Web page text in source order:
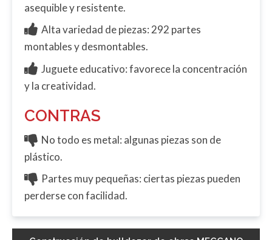
asequible y resistente.
Alta variedad de piezas: 292 partes
montables y desmontables.
Juguete educativo: favorece la concentración
y la creatividad.
CONTRAS
No todo es metal: algunas piezas son de
plástico.
Partes muy pequeñas: ciertas piezas pueden
perderse con facilidad.